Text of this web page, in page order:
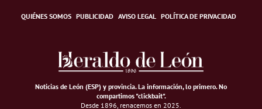
QUIÉNES SOMOS PUBLICIDAD AVISO LEGAL POLÍTICA DE PRIVACIDAD
Noticias de León (ESP) y provincia. La información, lo primero.No
compartimos "clickbait".
Desde 1896, renacemos en 2025.